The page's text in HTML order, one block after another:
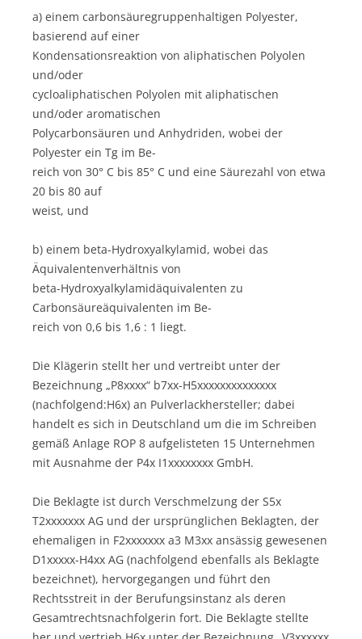
a) einem carbonsäuregruppenhaltigen Polyester,
basierend auf einer
Kondensationsreaktion von aliphatischen Polyolen
und/oder
cycloaliphatischen Polyolen mit aliphatischen
und/oder aromatischen
Polycarbonsäuren und Anhydriden, wobei der
Polyester ein Tg im Be-
reich von 30° C bis 85° C und eine Säurezahl von etwa
20 bis 80 auf
weist, und
b) einem beta-Hydroxyalkylamid, wobei das
Äquivalentenverhältnis von
beta-Hydroxyalkylamidäquivalenten zu
Carbonsäureäquivalenten im Be-
reich von 0,6 bis 1,6 : 1 liegt.
Die Klägerin stellt her und vertreibt unter der
Bezeichnung „P8xxxx“ b7xx-H5xxxxxxxxxxxxxx
(nachfolgend:H6x) an Pulverlackhersteller; dabei
handelt es sich in Deutschland um die im Schreiben
gemäß Anlage ROP 8 aufgelisteten 15 Unternehmen
mit Ausnahme der P4x I1xxxxxxxx GmbH.
Die Beklagte ist durch Verschmelzung der S5x
T2xxxxxxx AG und der ursprünglichen Beklagten, der
ehemaligen in F2xxxxxxx a3 M3xx ansässig gewesenen
D1xxxxx-H4xx AG (nachfolgend ebenfalls als Beklagte
bezeichnet), hervorgegangen und führt den
Rechtsstreit in der Berufungsinstanz als deren
Gesamtrechtsnachfolgerin fort. Die Beklagte stellte